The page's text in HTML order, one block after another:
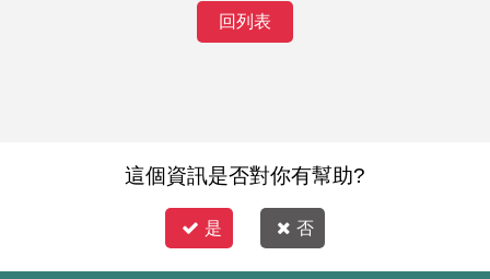
回列表
這個資訊是否對你有幫助?
是 否